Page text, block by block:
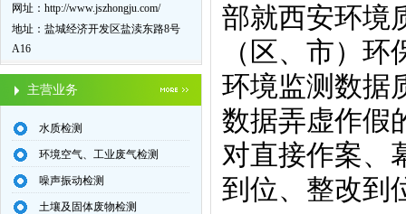
网址： http://www.jszhongju.com/
地址：盐城经济开发区盐渎东路8号
A16
主营业务
水质检测
环境空气、工业废气检测
噪声振动检测
土壤及固体废物检测
部就西安环境
（区、市）
环境监测数据
数据弄虚作假
对直接作案、
到位、整改到